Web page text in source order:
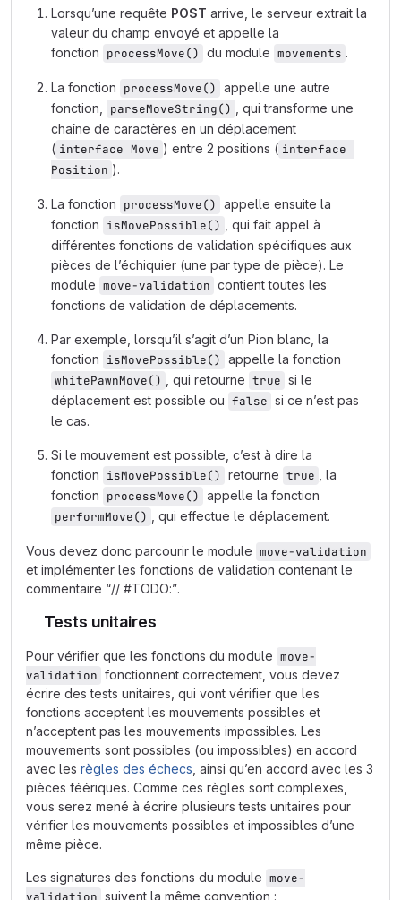
Lorsqu’une requête POST arrive, le serveur extrait la
valeur du champ envoyé et appelle la
fonction processMove() du module movements .
La fonction processMove() appelle une autre
fonction,
parseMoveString()
, qui transforme une
chaîne de caractères en un déplacement
( interface Move ) entre 2 positions ( interface
Position ).
La fonction processMove() appelle ensuite la
fonction isMovePossible()
, qui fait appel à
différentes fonctions de validation spécifiques aux
pièces de l’échiquier (une par type de pièce). Le
module move-validation contient toutes les
fonctions de validation de déplacements.
Par exemple, lorsqu’il s’agit d’un Pion blanc, la
fonction isMovePossible() appelle la fonction
whitePawnMove()
, qui retourne true si le
déplacement est possible ou false si ce n’est pas
le cas.
Si le mouvement est possible, c’est à dire la
fonction isMovePossible() retourne true
, la
fonction processMove() appelle la fonction
performMove()
, qui effectue le déplacement.
Vous devez donc parcourir le module move-validation
et implémenter les fonctions de validation contenant le
commentaire “// #TODO:”.
Tests unitaires
Pour vérifier que les fonctions du module move-
validation fonctionnent correctement, vous devez
écrire des tests unitaires, qui vont vérifier que les
fonctions acceptent les mouvements possibles et
n’acceptent pas les mouvements impossibles. Les
mouvements sont possibles (ou impossibles) en accord
avec les règles des échecs , ainsi qu’en accord avec les 3
pièces féériques. Comme ces règles sont complexes,
vous serez mené à écrire plusieurs tests unitaires pour
vérifier les mouvements possibles et impossibles d’une
même pièce.
Les signatures des fonctions du module move-
validation suivent la même convention :